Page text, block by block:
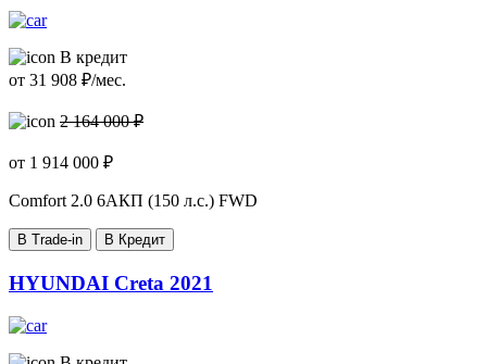
В кредит
от 31 908 ₽/мес.
2 164 000 ₽
от 1 914 000 ₽
Comfort2.0 6AКП (150 л.с.) FWD
В Trade-in В Кредит
HYUNDAI Creta 2021